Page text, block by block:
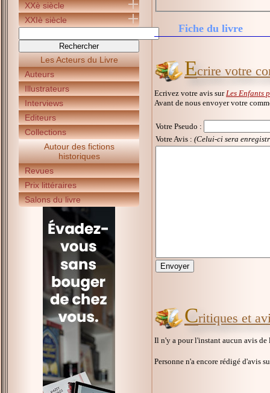
XXè siècle
XXIè siècle
Les Acteurs du Livre
Auteurs
Illustrateurs
Interviews
Editeurs
Collections
Autour des fictions
historiques
Revues
Prix littéraires
Salons du livre
Fiche du livre
Ecrire votre
Ecrivez votre avis sur Les Enfants
Avant de nous envoyer votre
Votre Pseudo :
Votre Avis : (Celui-ci sera
Critiques et
Il n'y a pour l'instant aucun avis
Personne n'a encore rédigé d'avis